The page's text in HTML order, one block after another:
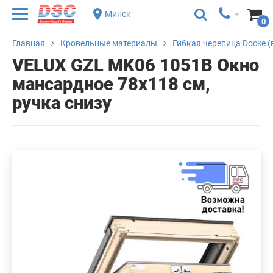
Минск
0
Главная Кровельные материалы Гибкая черепица Docke
VELUX GZL MK06 1051В Окно
мансардное 78х118 см,
ручка снизу